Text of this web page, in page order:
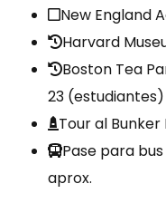
New England
Harvard
Boston Tea
23 (estudiantes)
Tour al
Pase para
aprox.